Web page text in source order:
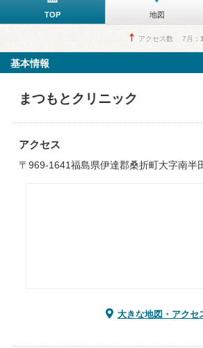
TOP 地図
アクセス数 7月：
基本情報
まつもとクリニック
アクセス
〒969-1641福島県伊達郡桑折町大字南半
大きな地図・アクセ